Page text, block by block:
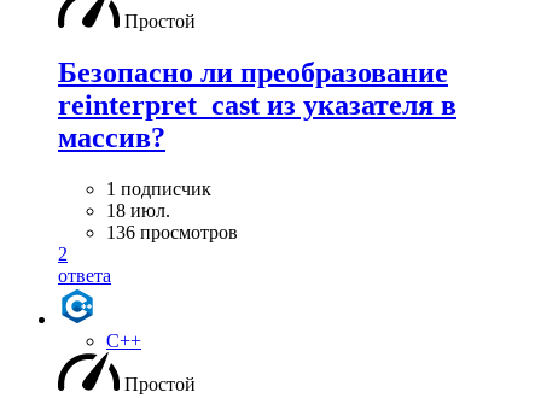
Простой
Безопасно ли преобразование
reinterpret_cast из указателя в
массив?
1 подписчик
18 июл.
136 просмотров
2
ответа
C++
Простой